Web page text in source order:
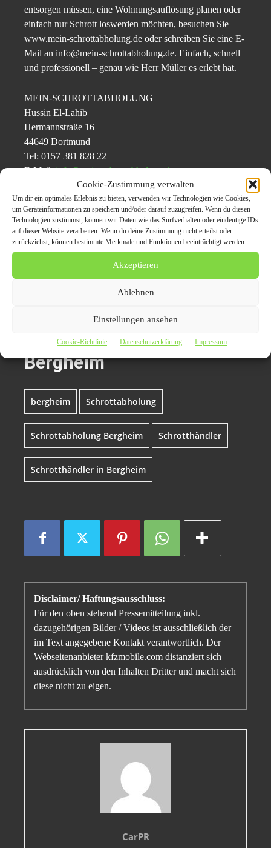
Cookie-Zustimmung verwalten
Um dir ein optimales Erlebnis zu bieten, verwenden wir Technologien wie Cookies,
um Geräteinformationen zu speichern und/oder darauf zuzugreifen. Wenn du diesen
Technologien zustimmst, können wir Daten wie das Surfverhalten oder eindeutige IDs
auf dieser Website verarbeiten. Wenn du deine Zustimmung nicht erteilst oder
zurückziehst, können bestimmte Merkmale und Funktionen beeinträchtigt werden.
Akzeptieren
Ablehnen
Einstellungen ansehen
Cookie-Richtlinie Datenschutzerklärung Impressum
entsorgen müssen, eine Wohnungsauflösung planen oder
einfach nur Schrott loswerden möchten, besuchen Sie
www.mein-schrottabholung.de oder schreiben Sie eine E-
Mail an info@mein-schrottabholung.de. Einfach, schnell
und professionell – genau wie Herr Müller es erlebt hat.
MEIN-SCHROTTABHOLUNG
Hussin El-Lahib
Hermannstraße 16
44649 Dortmund
Tel: 0157 381 828 22
E-Mail:info@mein-schrottabholung.de
http://www.mein-schrottabholung.de/
Originalinhalt von Mein-Schrottabholung-de, veröffentlicht unter dem Titel “
Höchstpreise für Schrott: Kostenlose Abholung in Bergheim„, übermittelt
durchCarPr.de
Themen zum Beitrag
Höchstpreise für Schrott:
Kostenlose Abholung in
Bergheim
bergheim Schrottabholung
Schrottabholung Bergheim Schrotthändler
Schrotthändler in Bergheim
Disclaimer/ Haftungsausschluss:
Für den oben stehend Pressemitteilung inkl.
dazugehörigen Bilder / Videos ist ausschließlich der
im Text angegebene Kontakt verantwortlich. Der
Webseitenanbieter kfzmobile.com distanziert sich
ausdrücklich von den Inhalten Dritter und macht sich
diese nicht zu eigen.
CarPR